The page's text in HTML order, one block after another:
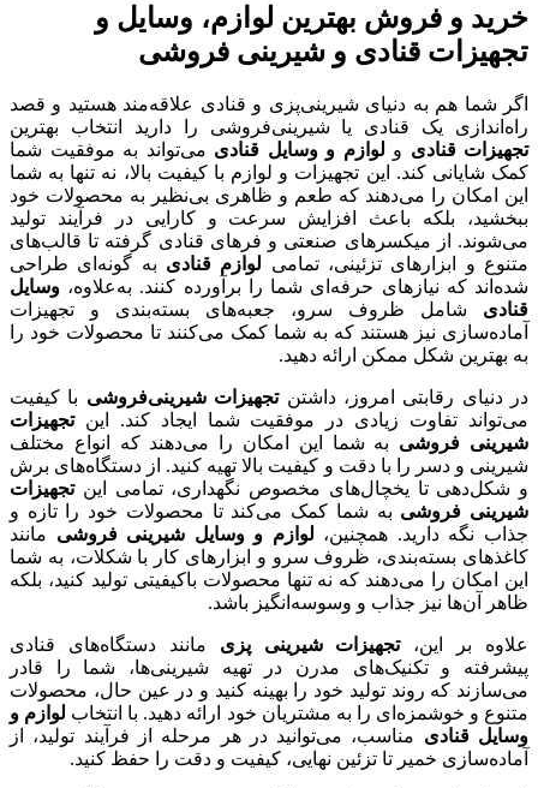
خرید و فروش بهترین لوازم، وسایل و
تجهیزات قنادی و شیرینی فروشی
اگر شما هم به دنیای شیرینی‌پزی و قنادی علاقه‌مند هستید و قصد
راه‌اندازی یک قنادی یا شیرینی‌فروشی را دارید انتخاب بهترین
تجهیزات قنادی و لوازم و وسایل قنادی می‌تواند به موفقیت شما
کمک شایانی کند. این تجهیزات و لوازم با کیفیت بالا، نه تنها به شما
این امکان را می‌دهند که طعم و ظاهری بی‌نظیر به محصولات خود
ببخشید، بلکه باعث افزایش سرعت و کارایی در فرآیند تولید
می‌شوند. از میکسرهای صنعتی و فرهای قنادی گرفته تا قالب‌های
متنوع و ابزارهای تزئینی، تمامی لوازم قنادی به گونه‌ای طراحی
شده‌اند که نیازهای حرفه‌ای شما را برآورده کنند. به‌علاوه، وسایل
قنادی شامل ظروف سرو، جعبه‌های بسته‌بندی و تجهیزات
آماده‌سازی نیز هستند که به شما کمک می‌کنند تا محصولات خود را
به بهترین شکل ممکن ارائه دهید.
در دنیای رقابتی امروز، داشتنتجهیزات شیرینی‌فروشی با کیفیت
می‌تواند تفاوت زیادی در موفقیت شما ایجاد کند. اینتجهیزات
شیرینی فروشی به شما این امکان را می‌دهند که انواع مختلف
شیرینی و دسر را با دقت و کیفیت بالا تهیه کنید. از دستگاه‌های برش
و شکل‌دهی تا یخچال‌های مخصوص نگهداری، تمامی اینتجهیزات
شیرینی فروشی به شما کمک می‌کند تا محصولات خود را تازه و
جذاب نگه دارید. همچنین، لوازم و وسایل شیرینی‌ فروشی مانند
کاغذهای بسته‌بندی، ظروف سرو و ابزارهای کار با شکلات، به شما
این امکان را می‌دهند که نه تنها محصولات باکیفیتی تولید کنید، بلکه
ظاهر آن‌ها نیز جذاب و وسوسه‌انگیز باشد.
علاوه بر این،تجهیزات شیرینی پزی مانند دستگاه‌های قنادی
پیشرفته و تکنیک‌های مدرن در تهیه شیرینی‌ها، شما را قادر
می‌سازند که روند تولید خود را بهینه کنید و در عین حال، محصولات
متنوع و خوشمزه‌ای را به مشتریان خود ارائه دهید. با انتخاب لوازم و
وسایل قنادی مناسب، می‌توانید در هر مرحله از فرآیند تولید، از
آماده‌سازی خمیر تا تزئین نهایی، کیفیت و دقت را حفظ کنید.